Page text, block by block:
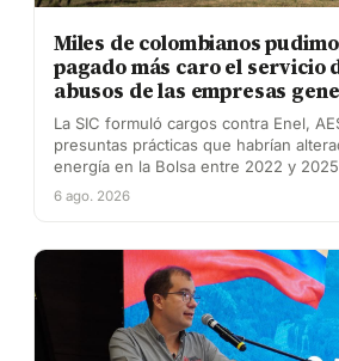
Miles de colombianos
pagado más caro el servicio
abusos de las empresas
La SIC formuló cargos contra Enel,
presuntas prácticas que habrían
energía en la Bolsa entre 2022 y
6 ago. 2026